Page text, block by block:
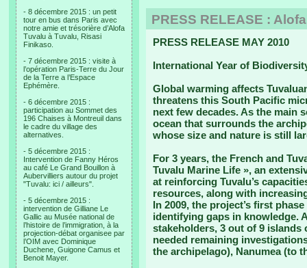
- 8 décembre 2015 : un petit
tour en bus dans Paris avec
notre amie et trésorière d’Alofa
Tuvalu à Tuvalu, Risasi
Finikaso.
- 7 décembre 2015 : visite à
l’opération Paris-Terre du Jour
de la Terre a l’Espace
Ephémère.
- 6 décembre 2015 :
participation au Sommet des
196 Chaises à Montreuil dans
le cadre du village des
alternatives.
- 5 décembre 2015 :
Intervention de Fanny Héros
au café Le Grand Bouillon à
Aubervilliers autour du projet
"Tuvalu: ici / ailleurs".
- 5 décembre 2015 :
intervention de Gilliane Le
Gallic au Musée national de
l’histoire de l’immigration, à la
projection-débat organisee par
l’OIM avec Dominique
Duchene, Guigone Camus et
Benoit Mayer.
PRESS RELEASE :
PRESS RELEASE MAY 2010
International Year of
Global warming affects
threatens this South Pacific
next few decades. As the main
ocean that surrounds the
whose size and nature is still
For 3 years, the French and
Tuvalu Marine Life », an
at reinforcing Tuvalu’s
resources, along with
In 2009, the project’s first
identifying gaps in knowledge.
stakeholders, 3 out of 9 islands
needed remaining
the archipelago), Nanumea (to